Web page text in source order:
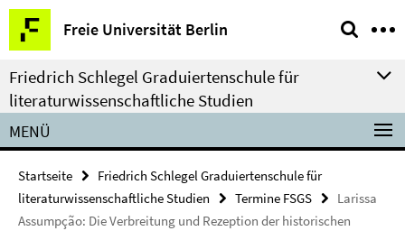
Springe
direkt
zu
Inhalt
Freie Universität Berlin
Service-
Navigation
Friedrich Schlegel Graduiertenschule für
literaturwissenschaftliche Studien
MENÜ
Startseite
Friedrich Schlegel Graduiertenschule für
literaturwissenschaftliche Studien
Termine FSGS
Larissa
Assumpção: Die Verbreitung und Rezeption der historischen